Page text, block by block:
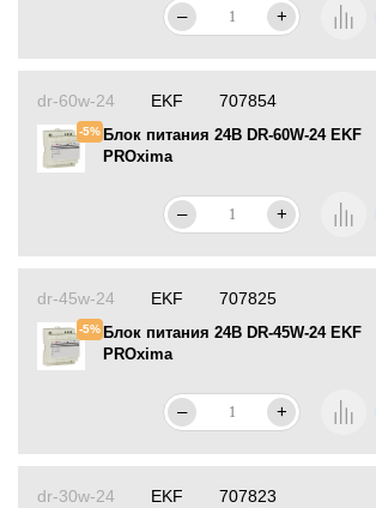
– +
707854
dr-60w-24
-5% Блок питания 24В DR-60W-24 EKF
PROxima
EKF
– +
707825
dr-45w-24
-5% Блок питания 24В DR-45W-24 EKF
PROxima
EKF
– +
707823
dr-30w-24 EKF